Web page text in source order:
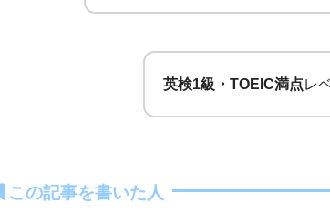
英検1級・TOEIC満点レ
この記事を書いた人